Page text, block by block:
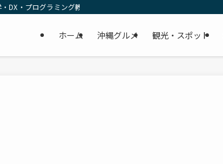
・プログラミング教育の リアルな一次情報をお届けします。
ホーム 沖縄グルメ 観光・スポット